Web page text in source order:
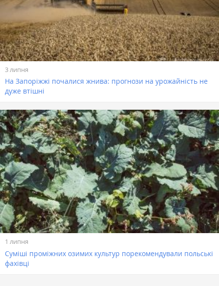
3 липня
На Запоріжжі почалися жнива: прогнози на урожайність не
дуже втішні
1 липня
Суміші проміжних озимих культур порекомендували польські
фахівці